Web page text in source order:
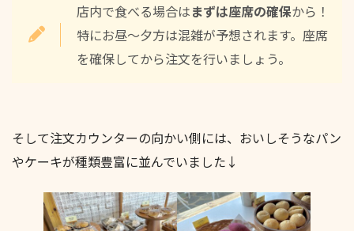
店内で食べる場合はまずは座席の確保から！
特にお昼～夕方は混雑が予想されます。座席
を確保してから注文を行いましょう。
そして注文カウンターの向かい側には、おいしそうなパン
やケーキが種類豊富に並んでいました↓